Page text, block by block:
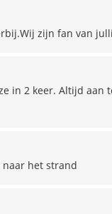
zijn fan van
in 2 keer. Altijd aan
naar het strand